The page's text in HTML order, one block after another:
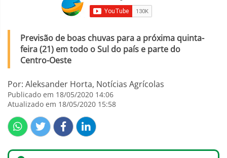
Previsão de boas chuvas para a próxima quinta-
feira (21) em todo o Sul do país e parte do
Centro-Oeste
Por: Aleksander Horta, Notícias Agrícolas
Publicado em 18/05/2020 14:06
Atualizado em 18/05/2020 15:58